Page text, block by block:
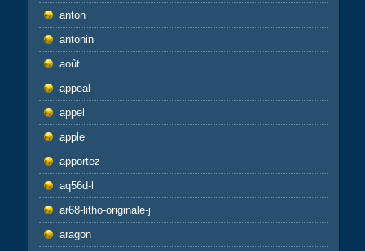
anton
antonin
août
appeal
appel
apple
apportez
aq56d-l
ar68-litho-originale-j
aragon